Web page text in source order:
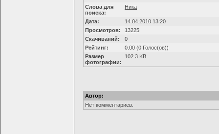
Слова для
поиска:
Ника
Дата:
14.04.2010 13:20
Просмотров:
13225
Скачиваний:
0
Рейтинг:
0.00 (0 Голос(ов))
Размер
фотографии:
102.3 KB
Автор:
Нет комментариев.